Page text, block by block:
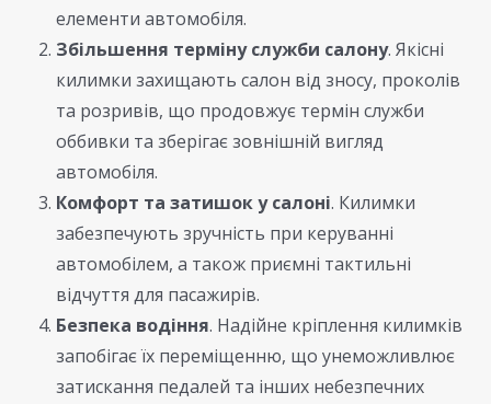
елементи автомобіля.
Збільшення терміну служби салону. Якісні
килимки захищають салон від зносу, проколів
та розривів, що продовжує термін служби
оббивки та зберігає зовнішній вигляд
автомобіля.
Комфорт та затишок у салоні. Килимки
забезпечують зручність при керуванні
автомобілем, а також приємні тактильні
відчуття для пасажирів.
Безпека водіння. Надійне кріплення килимків
запобігає їх переміщенню, що унеможливлює
затискання педалей та інших небезпечних